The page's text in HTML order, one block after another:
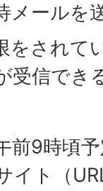
メールを
をされて
受信でき
前9時頃
イト（